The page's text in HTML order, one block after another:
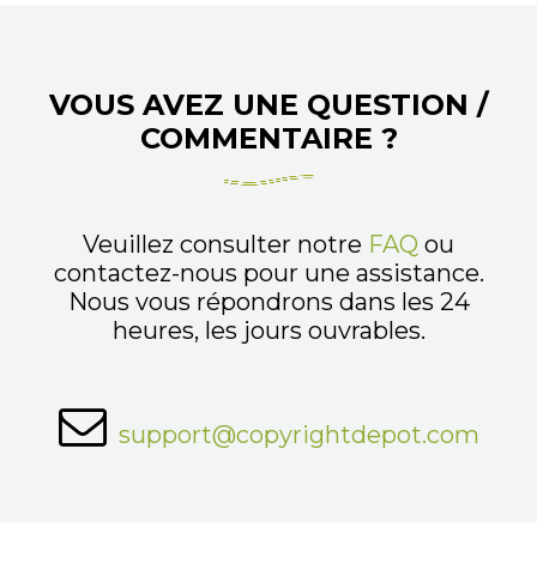
VOUS AVEZ UNE QUESTION /
COMMENTAIRE ?
Veuillez consulter notre FAQ ou
contactez-nous pour une assistance.
Nous vous répondrons dans les 24
heures, les jours ouvrables.
support@copyrightdepot.com